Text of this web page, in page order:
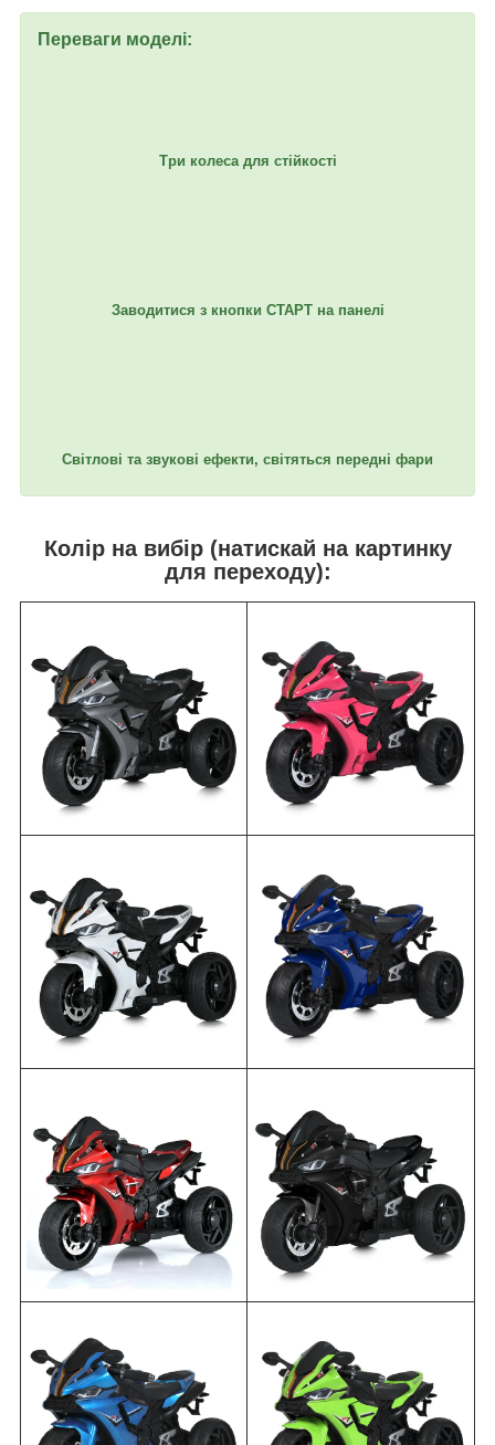
Переваги моделі:
Три колеса для стійкості
Заводитися з кнопки СТАРТ на панелі
Світлові та звукові ефекти, світяться передні фари
Колір на вибір (натискай на картинку
для переходу):